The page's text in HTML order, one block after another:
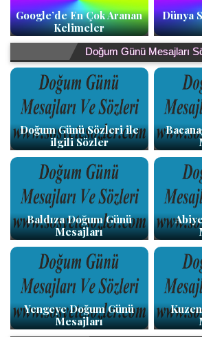
Google’de En Çok Aranan
Kelimeler
Dünya
Doğum Günü Mesajları
Doğum Günü Sözleri ile
ilgili Sözler
Baldıza Doğum Günü
Mesajları
Yengeye Doğum Günü
Mesajları